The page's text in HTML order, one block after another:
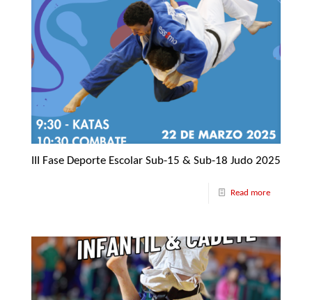
III Fase Deporte Escolar Sub-15 & Sub-18 Judo 2025
Read more